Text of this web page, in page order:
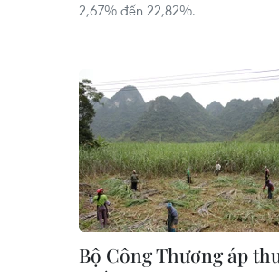
2,67% đến 22,82%.
Bộ Công Thương áp